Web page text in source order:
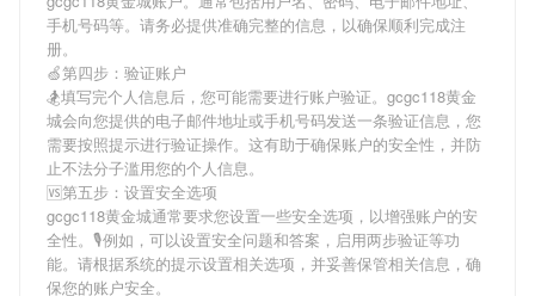
手机号码等。请务必提供准确完整的信息，以确保顺利完成注
册。
🍏第四步：验证账户
🏂填写完个人信息后，您可能需要进行账户验证。 gcgc118黄金
城会向您提供的电子邮件地址或手机号码发送一条验证信息，您
需要按照提示进行验证操作。这有助于确保账户的安全性，并防
止不法分子滥用您的个人信息。
🆚第五步：设置安全选项
gcgc118黄金城通常要求您设置一些安全选项，以增强账户的安
全性。🎙例如，可以设置安全问题和答案，启用两步验证等功
能。请根据系统的提示设置相关选项，并妥善保管相关信息，确
保您的账户安全。